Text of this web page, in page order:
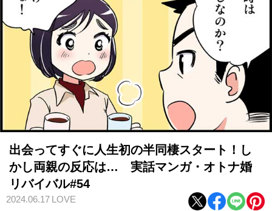
出会ってすぐに人生初の半同棲スタート！し
かし両親の反応は… 実話マンガ・オトナ婚
リバイバル#54
2024.06.17 LOVE